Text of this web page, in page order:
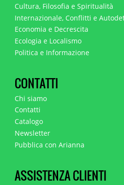
Cultura, Filosofia e Spiritualità
Internazionale, Conflitti e
Economia e Decrescita
Ecologia e Localismo
Politica e Informazione
CONTATTI
Chi siamo
Contatti
Catalogo
Newsletter
Pubblica con Arianna
ASSISTENZA CLIENTI